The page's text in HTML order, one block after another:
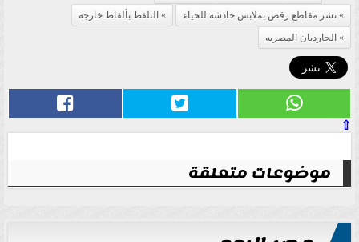
نشر مقاطع رقص بملابس خادشة للحياء
التلفظ بألفاظ خارجة
الجارديان المصريه
⇧
موضوعات متعلقة